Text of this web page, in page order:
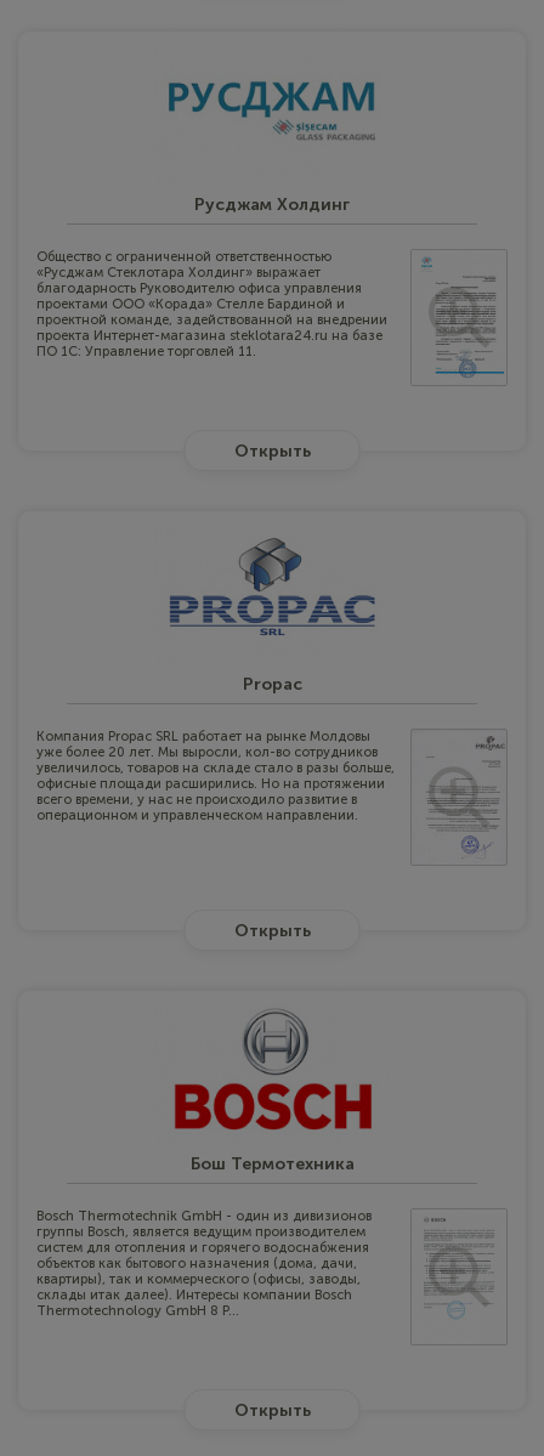
Русджам Холдинг
Общество с ограниченной ответственностью
«Русджам Стеклотара Холдинг» выражает
благодарность Руководителю офиса управления
проектами ООО «Корада» Стелле Бардиной и
проектной команде, задействованной на внедрении
проекта Интернет-магазина steklotara24.ru на базе
ПО 1С: Управление торговлей 11.
Открыть
Propac
Компания Propac SRL работает на рынке Молдовы
уже более 20 лет. Мы выросли, кол-во сотрудников
увеличилось, товаров на складе стало в разы больше,
офисные площади расширились. Но на протяжении
всего времени, у нас не происходило развитие в
операционном и управленческом направлении.
Открыть
Бош Термотехника
Bosch Thermotechnik GmbH - один из дивизионов
группы Bosch, является ведущим производителем
систем для отопления и горячего водоснабжения
объектов как бытового назначения (дома, дачи,
квартиры), так и коммерческого (офисы, заводы,
склады итак далее). Интересы компании Bosch
Thermotechnology GmbH 8 Р...
Открыть